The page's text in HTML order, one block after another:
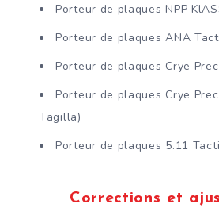
Porteur de plaques NPP
Porteur de plaques ANA
Porteur de plaques Crye
Porteur de plaques Crye
Tagilla)
Porteur de plaques 5.11
Corrections et